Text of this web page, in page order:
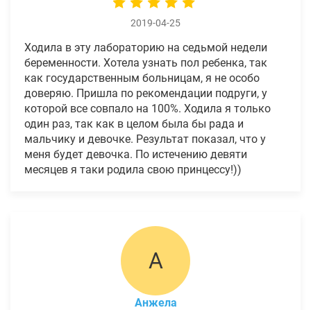
2019-04-25
Ходила в эту лабораторию на седьмой недели
беременности. Хотела узнать пол ребенка, так
как государственным больницам, я не особо
доверяю. Пришла по рекомендации подруги, у
которой все совпало на 100%. Ходила я только
один раз, так как в целом была бы рада и
мальчику и девочке. Результат показал, что у
меня будет девочка. По истечению девяти
месяцев я таки родила свою принцессу!))
А
Анжела